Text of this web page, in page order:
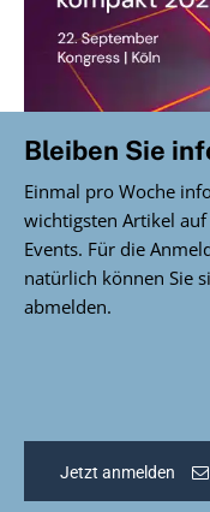
Bleiben Sie
Einmal pro Woche
wichtigsten Artikel auf
Events. Für die
natürlich können Sie
abmelden.
Jetzt anmelden